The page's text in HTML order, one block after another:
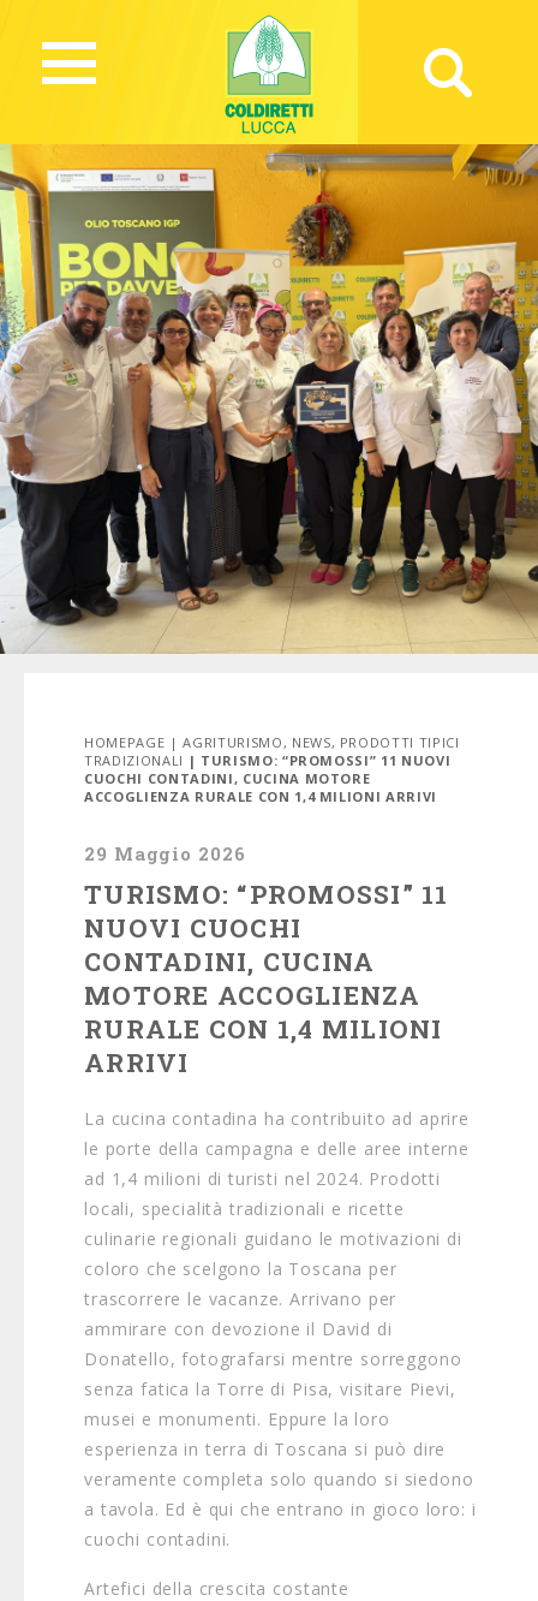
337 Views
HOMEPAGE |AGRITURISMO, NEWS, PRODOTTI TIPICI
TRADIZIONALI | TURISMO: “PROMOSSI” 11 NUOVI
CUOCHI CONTADINI, CUCINA MOTORE
ACCOGLIENZA RURALE CON 1,4 MILIONI ARRIVI
29 Maggio 2026
TURISMO: “PROMOSSI” 11
NUOVI CUOCHI
CONTADINI, CUCINA
MOTORE ACCOGLIENZA
RURALE CON 1,4 MILIONI
ARRIVI
La cucina contadina ha contribuito ad aprire
le porte della campagna e delle aree interne
ad 1,4 milioni di turisti nel 2024. Prodotti
locali, specialità tradizionali e ricette
culinarie regionali guidano le motivazioni di
coloro che scelgono la Toscana per
trascorrere le vacanze. Arrivano per
ammirare con devozione il David di
Donatello, fotografarsi mentre sorreggono
senza fatica la Torre di Pisa, visitare Pievi,
musei e monumenti. Eppure la loro
esperienza in terra di Toscana si può dire
veramente completa solo quando si siedono
a tavola. Ed è qui che entrano in gioco loro: i
cuochi contadini.
Artefici della crescita costante